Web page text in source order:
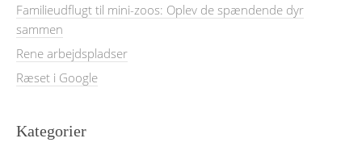
Familieudflugt til mini-zoos: Oplev de spændende dyr
sammen
Rene arbejdspladser
Ræset i Google
Kategorier